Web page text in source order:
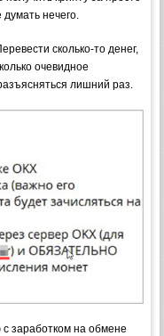
нечего.
сколько-то денег,
очевидное
лишний раз.
заработком на обмене